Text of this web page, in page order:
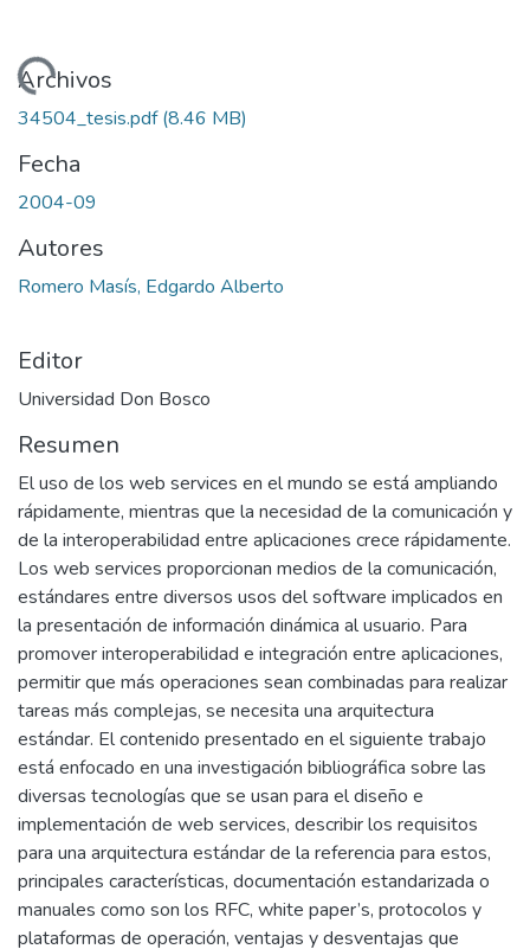
Cargando...
Archivos
34504_tesis.pdf(8.46 MB)
Fecha
2004-09
Autores
Romero Masís, Edgardo Alberto
Editor
Universidad Don Bosco
Resumen
El uso de los web services en el mundo se está ampliando
rápidamente, mientras que la necesidad de la comunicación y
de la interoperabilidad entre aplicaciones crece rápidamente.
Los web services proporcionan medios de la comunicación,
estándares entre diversos usos del software implicados en
la presentación de información dinámica al usuario. Para
promover interoperabilidad e integración entre aplicaciones,
permitir que más operaciones sean combinadas para realizar
tareas más complejas, se necesita una arquitectura
estándar. El contenido presentado en el siguiente trabajo
está enfocado en una investigación bibliográfica sobre las
diversas tecnologías que se usan para el diseño e
implementación de web services, describir los requisitos
para una arquitectura estándar de la referencia para estos,
principales características, documentación estandarizada o
manuales como son los RFC, white paper’s, protocolos y
plataformas de operación, ventajas y desventajas que